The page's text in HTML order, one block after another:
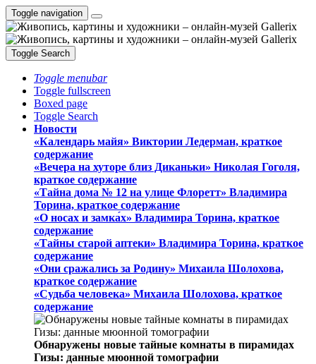
Toggle navigation
Toggle Search
Toggle menubar
Toggle fullscreen
Boxed page
Toggle Search
Новости
«Календарь майя» Виктории Ледерман, краткое
содержание
«Вечера на хуторе близ Диканьки» Николая Гоголя,
краткое содержание
«Тайна дома № 12 на улице Флоретт» Владимира
Торина, краткое содержание
«О носах и замка́х» Владимира Торина, краткое
содержание
«Тайны старой аптеки» Владимира Торина, краткое
содержание
«Они сражались за Родину» Михаила Шолохова,
краткое содержание
«Судьба человека» Михаила Шолохова, краткое
содержание
Обнаружены новые тайные комнаты в пирамидах
Гизы: данные мюонной томографии